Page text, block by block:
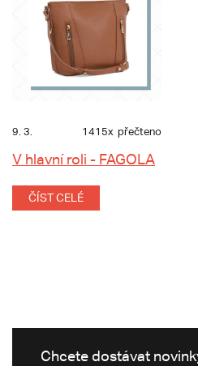
9. 3. 1415x přečteno
V hlavní roli - FAGOLA
ČÍST CELÉ
Chcete dostávat